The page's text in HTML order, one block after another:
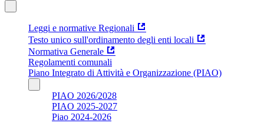
Leggi e normative Regionali
Testo unico sull'ordinamento degli enti locali
Normativa Generale
Regolamenti comunali
Piano Integrato di Attività e Organizzazione (PIAO)
PIAO 2026/2028
PIAO 2025-2027
Piao 2024-2026